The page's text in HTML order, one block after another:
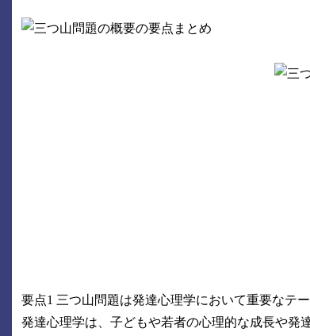
要点1 三つ山問題は発達心理学において重要なテー
発達心理学は、子どもや若者の心理的な成長や発